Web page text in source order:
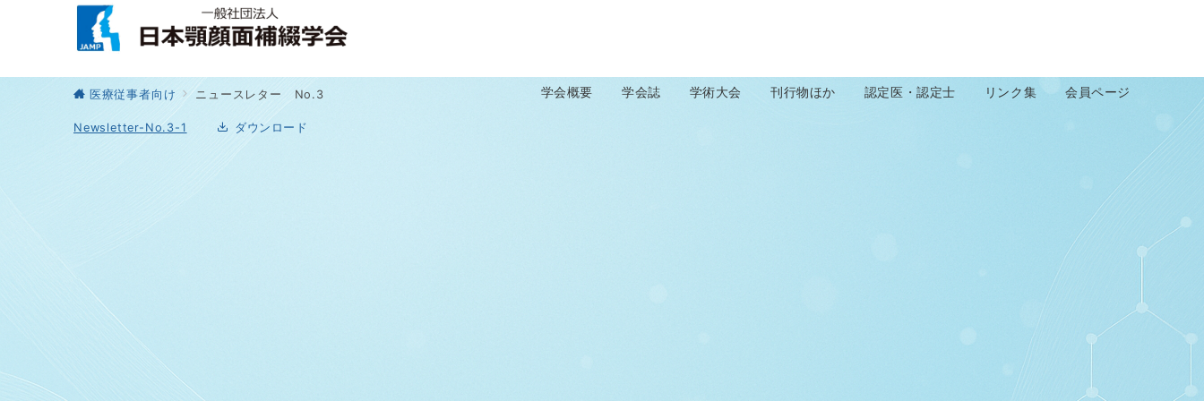
学会概要 学会誌 学術大会 刊行物ほか 認定医・認定士 リンク集 会員ページ
医療従事者向け ニュースレター No.3
Newsletter-No.3-1 ダウンロード